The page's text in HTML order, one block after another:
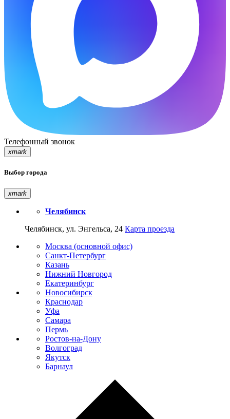
Телефонный звонок
xmark
Выбор города
xmark
Челябинск
Челябинск, ул. Энгельса, 24 Карта проезда
Москва (основной офис)
Санкт-Петербург
Казань
Нижний Новгород
Екатеринбург
Новосибирск
Краснодар
Уфа
Самара
Пермь
Ростов-на-Дону
Волгоград
Якутск
Барнаул